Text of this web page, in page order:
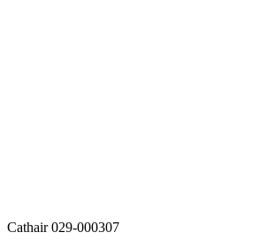
Cathair 029-000307